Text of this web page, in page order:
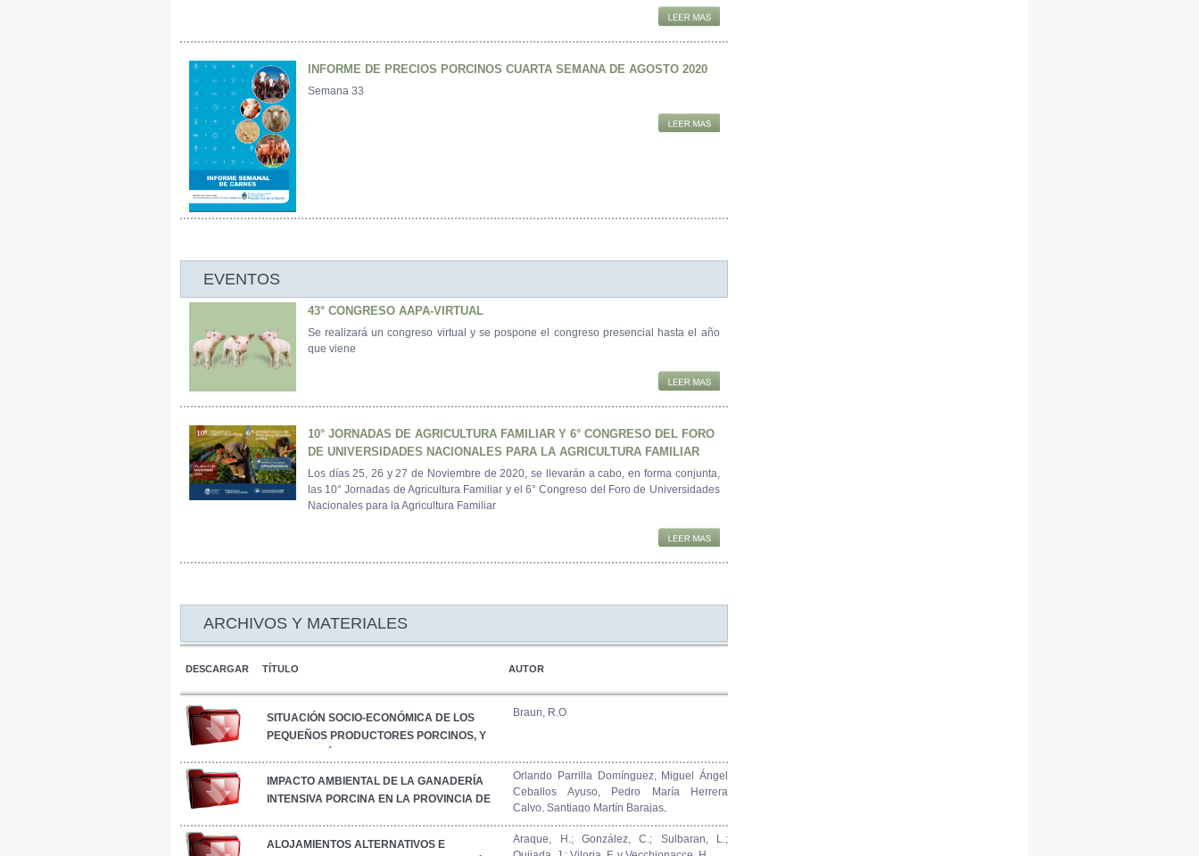
INFORME DE PRECIOS PORCINOS CUARTA SEMANA DE AGOSTO 2020
Semana 33
EVENTOS
43° CONGRESO AAPA-VIRTUAL
Se realizará un congreso virtual y se pospone el congreso presencial hasta el año
que viene
10° JORNADAS DE AGRICULTURA FAMILIAR Y 6° CONGRESO DEL FORO
DE UNIVERSIDADES NACIONALES PARA LA AGRICULTURA FAMILIAR
Los días 25, 26 y 27 de Noviembre de 2020, se llevarán a cabo, en forma conjunta,
las 10° Jornadas de Agricultura Familiar y el 6° Congreso del Foro de Universidades
Nacionales para la Agricultura Familiar
ARCHIVOS Y MATERIALES
DESCARGAR TÍTULO AUTOR
SITUACIÓN SOCIO-ECONÓMICA DE LOS
PEQUEÑOS PRODUCTORES PORCINOS, Y
PAMPEANA
Braun, R.O
IMPACTO AMBIENTAL DE LA GANADERÍA
INTENSIVA PORCINA EN LA PROVINCIA DE
Orlando Parrilla Domínguez, Miguel Ángel
Ceballos Ayuso, Pedro María Herrera
Calvo, Santiago Martín Barajas,
ALOJAMIENTOS ALTERNATIVOS E
Araque, H.; González, C.; Sulbaran, L.;